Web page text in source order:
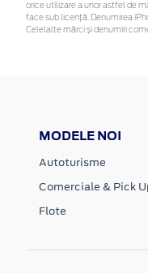
orice utilizare a unor astfel de
face sub licență. Denumirea
Celelalte mărci și denumiri
MODELE NOI
Autoturisme
Comerciale & Pick
Flote